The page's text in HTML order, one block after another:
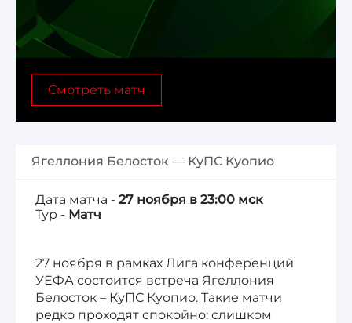
Лига 1, Чемпионат Франции
Бундеслига, Чемпионат Германии
Чемпионат Саудовской Аравии 25/26
Смотреть матч
Ягеллония Белосток — КуПС Куопио
Дата матча - 27 ноября в 23:00 мск
Тур - Матч
27 ноября в рамках Лига конференций
УЕФА состоится встреча Ягеллония
Белосток – КуПС Куопио. Такие матчи
редко проходят спокойно: слишком